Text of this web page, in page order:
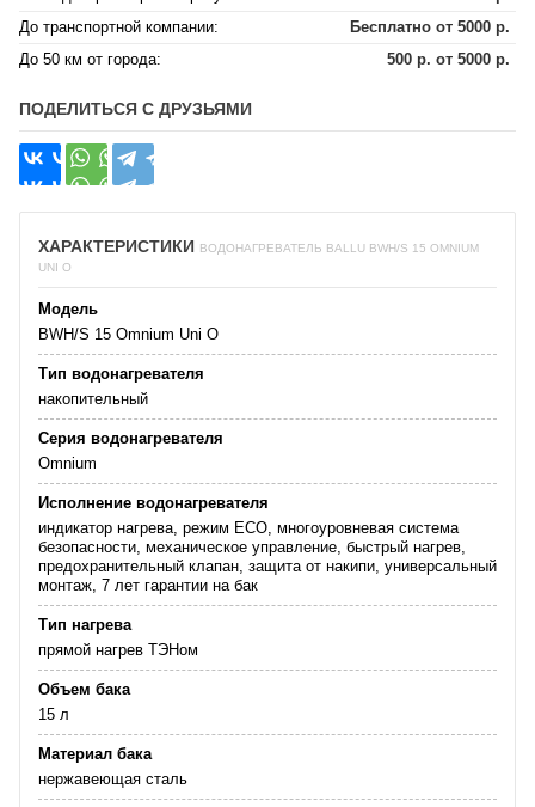
До транспортной компании:
Бесплатно от 5000 р.
До 50 км от города:
500 р. от 5000 р.
ПОДЕЛИТЬСЯ С ДРУЗЬЯМИ
ХАРАКТЕРИСТИКИ ВОДОНАГРЕВАТЕЛЬ BALLU BWH/S 15 OMNIUM
UNI O
Модель
BWH/S 15 Omnium Uni O
Тип водонагревателя
накопительный
Серия водонагревателя
Omnium
Исполнение водонагревателя
индикатор нагрева, режим ECO, многоуровневая система
безопасности, механическое управление, быстрый нагрев,
предохранительный клапан, защита от накипи, универсальный
монтаж, 7 лет гарантии на бак
Тип нагрева
прямой нагрев ТЭНом
Объем бака
15 л
Материал бака
нержавеющая сталь